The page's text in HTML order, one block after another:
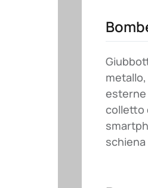
esterne
colletto